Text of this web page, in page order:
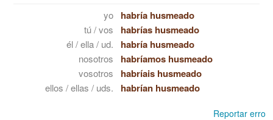
yo habría husmeado
tú / vos habrías husmeado
él / ella / ud. habría husmeado
nosotros habríamos husmeado
vosotros habríais husmeado
ellos / ellas / uds. habrían husmeado
Reportar erro